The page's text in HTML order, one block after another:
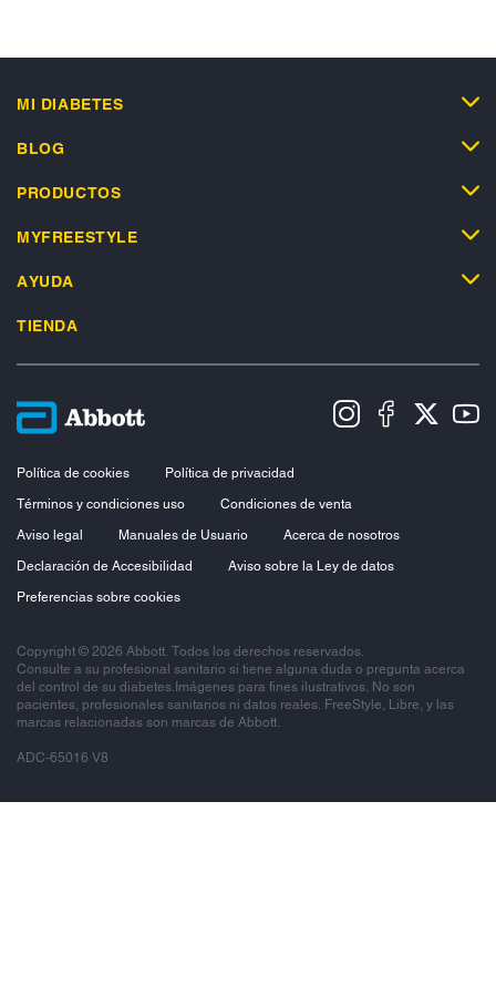
MI DIABETES
BLOG
PRODUCTOS
MYFREESTYLE
AYUDA
TIENDA
Política de cookies
Política de privacidad
Términos y condiciones uso
Condiciones de venta
Aviso legal
Manuales de Usuario
Acerca de nosotros
Declaración de Accesibilidad
Aviso sobre la Ley de datos
Preferencias sobre cookies
Copyright © 2026 Abbott. Todos los derechos reservados.
Consulte a su profesional sanitario si tiene alguna duda o pregunta acerca
del control de su diabetes.Imágenes para fines ilustrativos. No son
pacientes, profesionales sanitarios ni datos reales. FreeStyle, Libre, y las
marcas relacionadas son marcas de Abbott.
ADC-65016 V8